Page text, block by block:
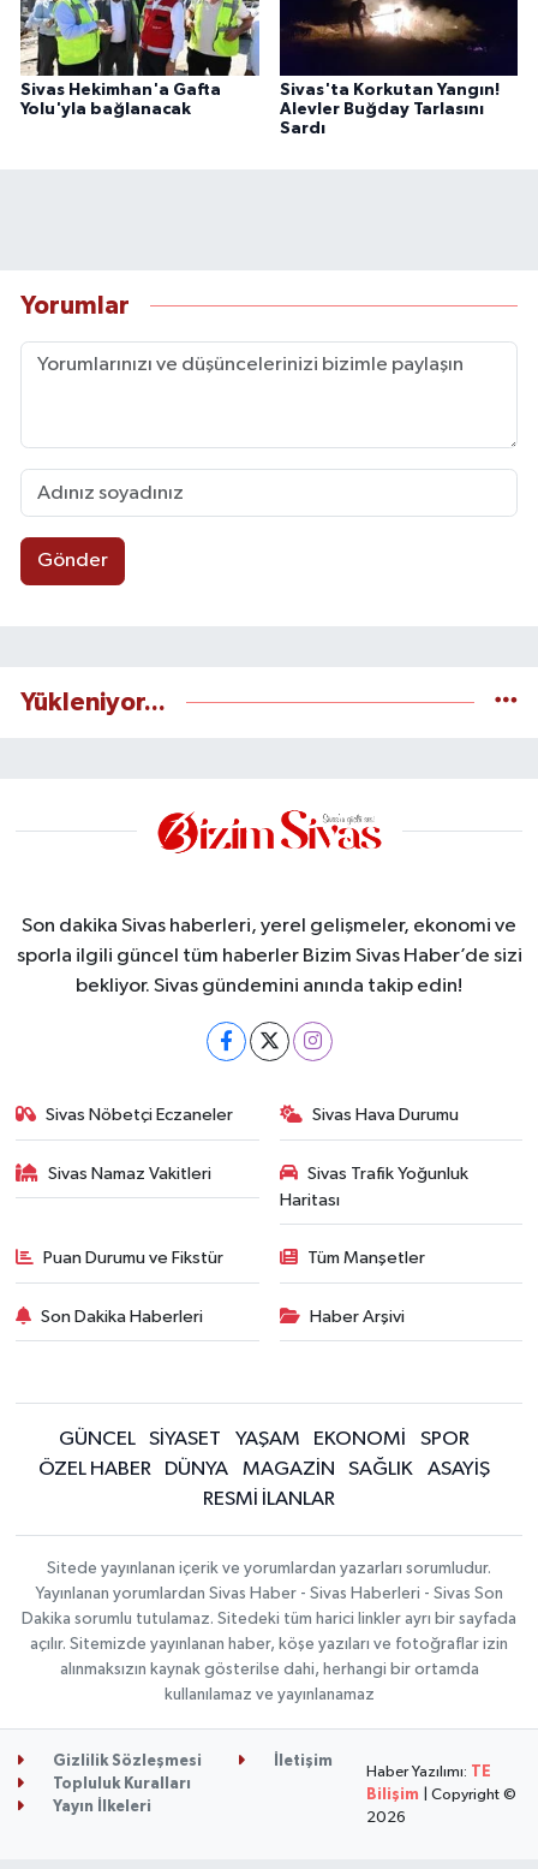
Sivas Hekimhan'a Gafta
Yolu'yla bağlanacak
Sivas'ta Korkutan Yangın!
Alevler Buğday Tarlasını
Sardı
Yorumlar
Gönder
Yükleniyor...
Son dakika Sivas haberleri, yerel gelişmeler, ekonomi ve
sporla ilgili güncel tüm haberler Bizim Sivas Haber’de sizi
bekliyor. Sivas gündemini anında takip edin!
Sivas Nöbetçi Eczaneler Sivas Hava Durumu
Sivas Namaz Vakitleri
Sivas Trafik Yoğunluk
Haritası
Puan Durumu ve Fikstür Tüm Manşetler
Son Dakika Haberleri Haber Arşivi
GÜNCEL SİYASET YAŞAM EKONOMİ
SPOR
ÖZEL HABER
DÜNYA MAGAZİN SAĞLIK
ASAYİŞ
RESMİ İLANLAR
Sitede yayınlanan içerik ve yorumlardan yazarları sorumludur.
Yayınlanan yorumlardan Sivas Haber - Sivas Haberleri - Sivas Son
Dakika sorumlu tutulamaz. Sitedeki tüm harici linkler ayrı bir sayfada
açılır. Sitemizde yayınlanan haber, köşe yazıları ve fotoğraflar izin
alınmaksızın kaynak gösterilse dahi, herhangi bir ortamda
kullanılamaz ve yayınlanamaz
Gizlilik Sözleşmesi
İletişim
Topluluk Kuralları
Yayın İlkeleri
Haber Yazılımı: TE
Bilişim | Copyright ©
2026